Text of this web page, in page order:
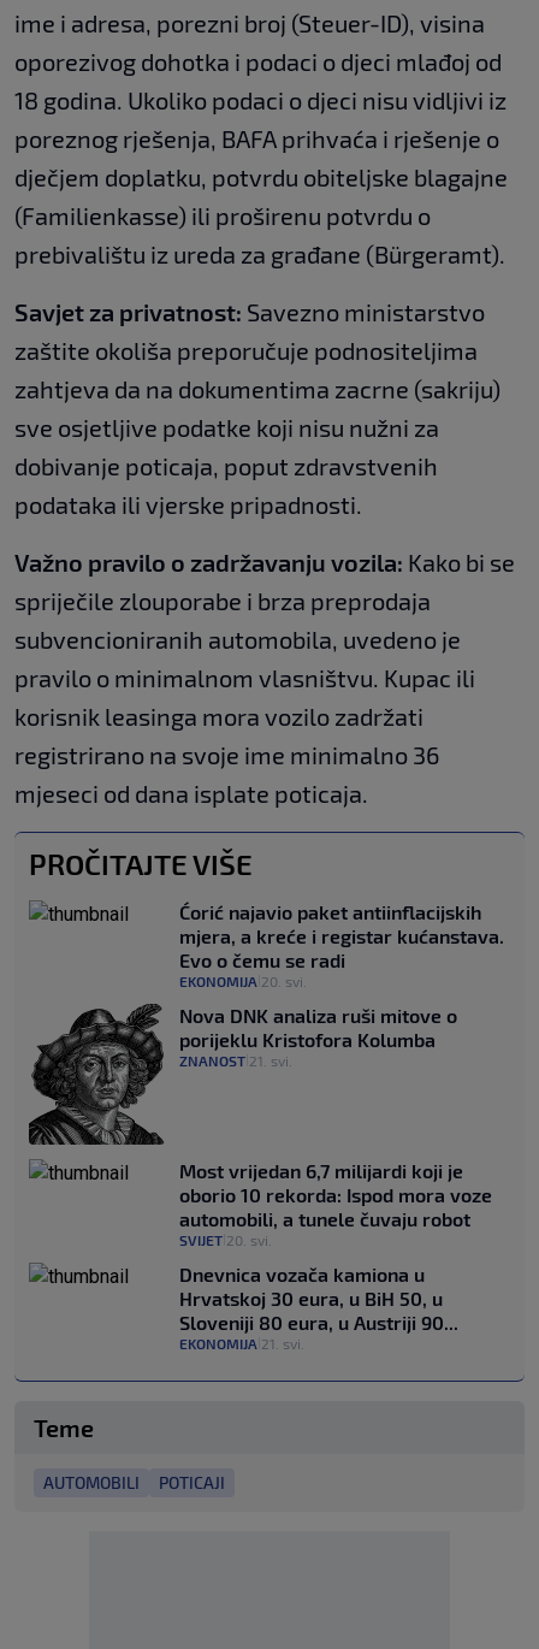
ime i adresa, porezni broj (Steuer-ID), visina
oporezivog dohotka i podaci o djeci mlađoj od
18 godina. Ukoliko podaci o djeci nisu vidljivi iz
poreznog rješenja, BAFA prihvaća i rješenje o
dječjem doplatku, potvrdu obiteljske blagajne
(Familienkasse) ili proširenu potvrdu o
prebivalištu iz ureda za građane (Bürgeramt).
Savjet za privatnost: Savezno ministarstvo
zaštite okoliša preporučuje podnositeljima
zahtjeva da na dokumentima zacrne (sakriju)
sve osjetljive podatke koji nisu nužni za
dobivanje poticaja, poput zdravstvenih
podataka ili vjerske pripadnosti.
Važno pravilo o zadržavanju vozila: Kako bi se
spriječile zlouporabe i brza preprodaja
subvencioniranih automobila, uvedeno je
pravilo o minimalnom vlasništvu. Kupac ili
korisnik leasinga mora vozilo zadržati
registrirano na svoje ime minimalno 36
mjeseci od dana isplate poticaja.
PROČITAJTE VIŠE
Ćorić najavio paket antiinflacijskih
mjera, a kreće i registar kućanstava.
Evo o čemu se radi
EKONOMIJA 20. svi.
Nova DNK analiza ruši mitove o
porijeklu Kristofora Kolumba
ZNANOST 21. svi.
Most vrijedan 6,7 milijardi koji je
oborio 10 rekorda: Ispod mora voze
automobili, a tunele čuvaju robot
SVIJET 20. svi.
Dnevnica vozača kamiona u
Hrvatskoj 30 eura, u BiH 50, u
Sloveniji 80 eura, u Austriji 90...
EKONOMIJA 21. svi.
Teme
AUTOMOBILI POTICAJI